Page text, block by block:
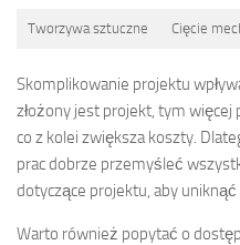
Tworzywa sztuczne Cięcie
Skomplikowanie projektu
złożony jest projekt, tym więcej
co z kolei zwiększa koszty.
prac dobrze przemyśleć
dotyczące projektu, aby
Warto również popytać o